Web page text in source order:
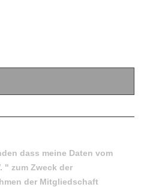
dass meine Daten vom
" zum Zweck der
der Mitgliedschaft